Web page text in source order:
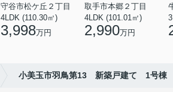
守谷市松ケ丘２丁目
4LDK (110.30㎡)
3,998万円
取手市本郷２丁目
4LDK (101.01㎡)
2,990万円
小美玉市羽鳥第13 新築戸建て 1号棟